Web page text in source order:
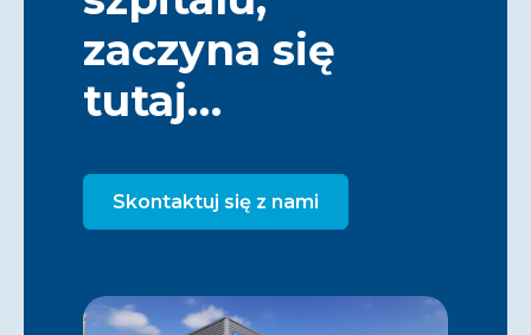
zaczyna się
tutaj…
Skontaktuj się z nami